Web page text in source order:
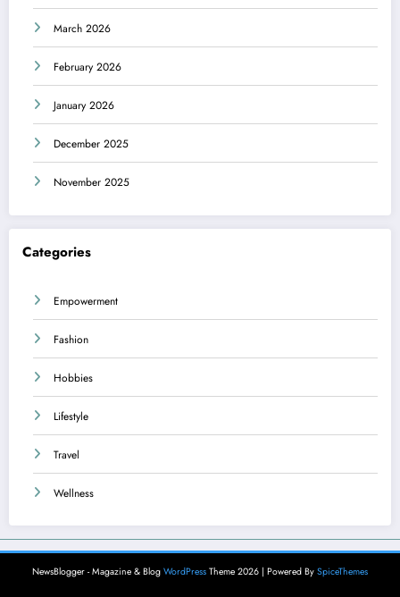
March 2026
February 2026
January 2026
December 2025
November 2025
Categories
Empowerment
Fashion
Hobbies
Lifestyle
Travel
Wellness
NewsBlogger - Magazine & Blog WordPress Theme 2026 | Powered By SpiceThemes